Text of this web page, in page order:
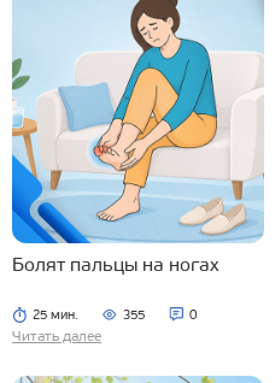
Болят пальцы на ногах
25 мин. 355 0
Читать далее